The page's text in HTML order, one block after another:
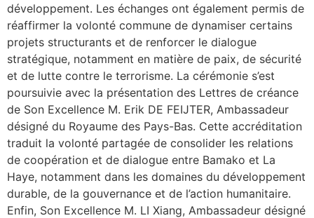
développement. Les échanges ont également permis de
réaffirmer la volonté commune de dynamiser certains
projets structurants et de renforcer le dialogue
stratégique, notamment en matière de paix, de sécurité
et de lutte contre le terrorisme. La cérémonie s’est
poursuivie avec la présentation des Lettres de créance
de Son Excellence M. Erik DE FEIJTER, Ambassadeur
désigné du Royaume des Pays-Bas. Cette accréditation
traduit la volonté partagée de consolider les relations
de coopération et de dialogue entre Bamako et La
Haye, notamment dans les domaines du développement
durable, de la gouvernance et de l’action humanitaire.
Enfin, Son Excellence M. LI Xiang, Ambassadeur désigné